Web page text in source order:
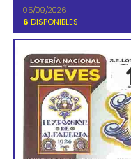
05/09/2026
6 DISPONIBLES